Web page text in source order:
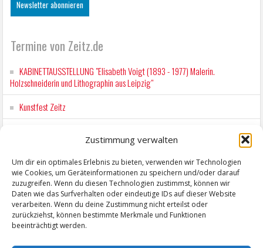
Zustimmung verwalten
Um dir ein optimales Erlebnis zu bieten, verwenden wir Technologien
wie Cookies, um Geräteinformationen zu speichern und/oder darauf
zuzugreifen. Wenn du diesen Technologien zustimmst, können wir
Daten wie das Surfverhalten oder eindeutige IDs auf dieser Website
verarbeiten. Wenn du deine Zustimmung nicht erteilst oder
zurückziehst, können bestimmte Merkmale und Funktionen
beeinträchtigt werden.
Termine von Zeitz.de
KABINETTAUSSTELLUNG "Elisabeth Voigt (1893 - 1977) Malerin.
Holzschneiderin und Lithographin aus Leipzig"
Kunstfest Zeitz
Wochenmarkt Zeitz